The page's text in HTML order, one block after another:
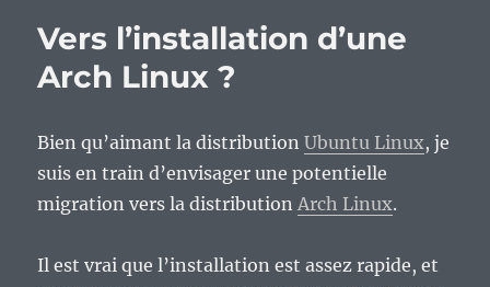
Vers l’installation d’une
Arch Linux ?
Bien qu’aimant la distributionUbuntu Linux, je
suis en train d’envisager une potentielle
migration vers la distributionArch Linux.
Il est vrai que l’installation est assez rapide, et